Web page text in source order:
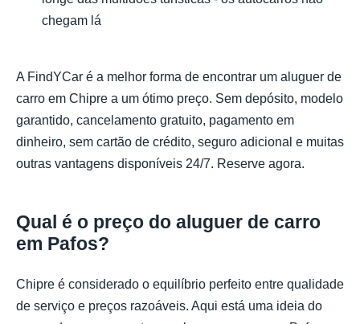
chegam lá
A FindYCar é a melhor forma de encontrar um aluguer de
carro em Chipre a um ótimo preço. Sem depósito, modelo
garantido, cancelamento gratuito, pagamento em
dinheiro, sem cartão de crédito, seguro adicional e muitas
outras vantagens disponíveis 24/7. Reserve agora.
Qual é o preço do aluguer de carro
em Pafos?
Chipre é considerado o equilíbrio perfeito entre qualidade
de serviço e preços razoáveis. Aqui está uma ideia do